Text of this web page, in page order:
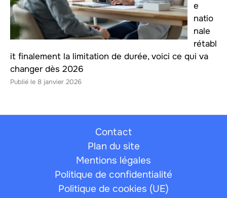
e
natio
nale
rétabl
it finalement la limitation de durée, voici ce qui va
changer dès 2026
8 janvier 2026
Contact
Plan du site
Mentions légales
Politique de confidentialité
Politique de cookies (UE)